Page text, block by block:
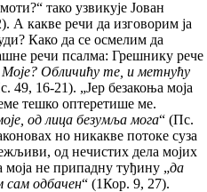
тако узвикује Јован
А какве речи да изговорим ја
Како да се осмелим да
речи псалма: Грешнику рече
Обличићу те, и метнућу
49, 16-21). „Јер безакоња моја
тешко оптеретише ме.
од лица безумља мога“ (Пс.
но никакве потоке суза
од нечистих дела мојих
моја не припадну туђину „да
сам одбачен“ (1Кор. 9, 27).